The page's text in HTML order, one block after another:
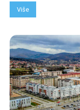
Više